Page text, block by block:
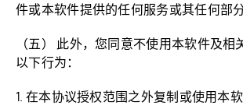
件或本软件提供的任何服务或其任何部分
（五） 此外，您同意不使用本软件及相
以下行为：
1. 在本协议授权范围之外复制或使用本